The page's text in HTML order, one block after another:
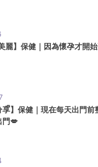
美麗】保健｜因為懷孕才開
享ᩚ】保健｜現在每天出門
門💋